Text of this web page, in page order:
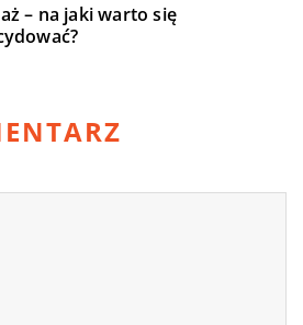
– na jaki warto się